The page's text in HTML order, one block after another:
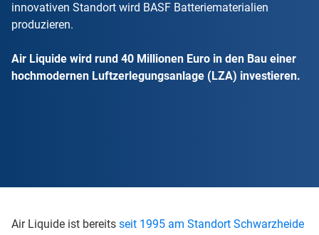
innovativen Standort wird BASF Batteriematerialien
produzieren.
Air Liquide wird rund 40 Millionen Euro in den Bau einer
hochmodernen Luftzerlegungsanlage (LZA) investieren.
Air Liquide ist bereits seit 1995 am Standort Schwarzheide